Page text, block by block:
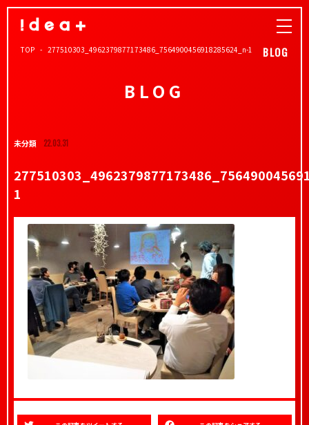
BLOG
TOP 277510303_4962379877173486_7564900456918285624_n-1
BLOG
未分類 22.03.31
1